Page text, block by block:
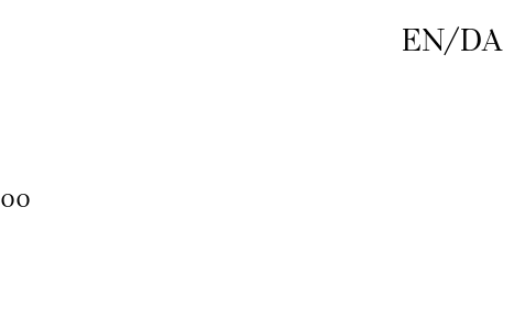
EN/DA
00